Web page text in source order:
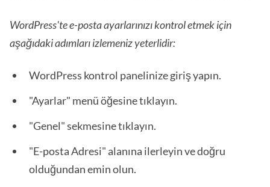
WordPress'te e-posta ayarlarınızı kontrol etmek için
aşağıdaki adımları izlemeniz yeterlidir:
WordPress kontrol panelinize giriş yapın.
"Ayarlar" menü öğesine tıklayın.
"Genel" sekmesine tıklayın.
"E-posta Adresi" alanına ilerleyin ve doğru
olduğundan emin olun.